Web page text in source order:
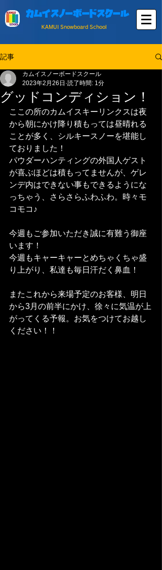
カムイスノーボードスクール
KAMUI Snowboard School
記事
グッドコンディション！
カムイスノーボードスクール
2023年2月26日 読了時間: 1分
ここの所のカムイスキーリンクスは夜
から朝にかけ降り積もっては昼晴れる
ことが多く、シルキースノーを堪能し
ておりました！
パウダーハンティングの外国人ゲスト
が喜ぶほどは積もってませんが、ゲレ
ンデ内はできない事もできるようにな
っちゃう、さらさらふわふわ。時々モ
コモコ♪
今週もご参加いただき誠に有難う御座
います！
今週もキャーキャーとめちゃくちゃ盛
り上がり、私達も毎日汗だく鼻血！
またこれから来場予定のお客様、明日
から3月の前半にかけ、徐々に気温が上
がってくる予報。お気をつけてお越し
ください！！